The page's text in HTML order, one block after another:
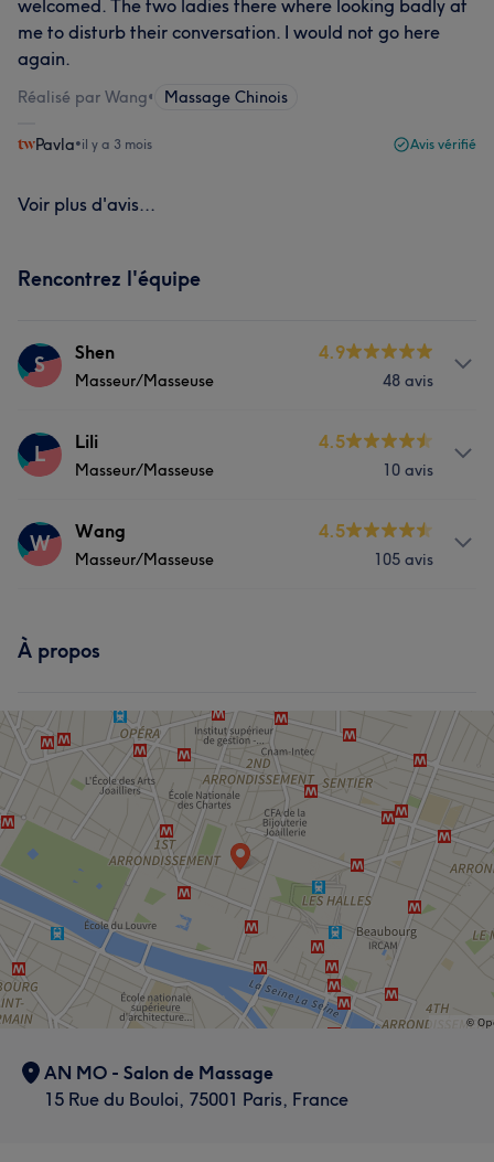
welcomed. The two ladies there where looking badly at
me to disturb their conversation. I would not go here
again.
Réalisé par Wang• Massage Chinois
Pavla•il y a 3 mois Avis vérifié
Voir plus d'avis...
Rencontrez l'équipe
S Shen
Masseur/Masseuse
4.9
48 avis
Prestations
L Lili
Masseur/Masseuse
4.5
10 avis
Prestations
W Wang
Masseur/Masseuse
4.5
105 avis
Massage
L'avis de nos clients sur Wang
Expert/e 5
À propos
AN MO - Salon de Massage
15 Rue du Bouloi, 75001 Paris, France